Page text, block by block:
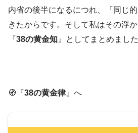
内省の後半になるにつれ、『同じ
きたからです。そして私はその浮
『38の黄金知 』としてまとめました
🧭『38の黄金律』へ